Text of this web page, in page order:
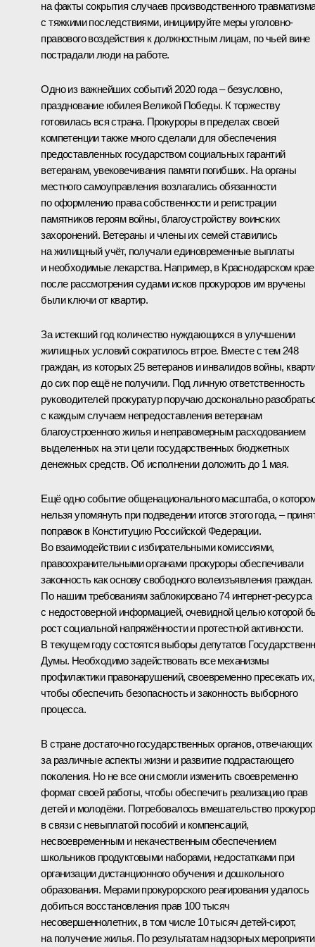
на факты сокрытия случаев производственного
с тяжкими последствиями, инициируйте меры уголовно-
правового воздействия к должностным лицам, по чьей вине
пострадали люди на работе.
Одно из важнейших событий 2020 года – безусловно,
празднование юбилея Великой Победы. К торжеству
готовилась вся страна. Прокуроры в пределах своей
компетенции также много сделали для обеспечения
предоставленных государством социальных гарантий
ветеранам, увековечивания памяти погибших. На органы
местного самоуправления возлагались обязанности
по оформлению права собственности и регистрации
памятников героям войны, благоустройству воинских
захоронений. Ветераны и члены их семей ставились
на жилищный учёт, получали единовременные выплаты
и необходимые лекарства. Например, в Краснодарском крае
после рассмотрения судами исков прокуроров им вручены
были ключи от квартир.
За истекший год количество нуждающихся в улучшении
жилищных условий сократилось втрое. Вместе с тем 248
граждан, из которых 25 ветеранов и инвалидов войны,
до сих пор ещё не получили. Под личную ответственность
руководителей прокуратур поручаю досконально
с каждым случаем непредоставления ветеранам
благоустроенного жилья и неправомерным расходованием
выделенных на эти цели государственных бюджетных
денежных средств. Об исполнении доложить до 1 мая.
Ещё одно событие общенационального масштаба, о
нельзя упомянуть при подведении итогов этого года, –
поправок в Конституцию Российской Федерации.
Во взаимодействии с избирательными комиссиями,
правоохранительными органами прокуроры обеспечивали
законность как основу свободного волеизъявления граждан.
По нашим требованиям заблокировано 74 интернет-ресурса
с недостоверной информацией, очевидной целью которой
рост социальной напряжённости и протестной активности.
В текущем году состоятся выборы депутатов
Думы. Необходимо задействовать все механизмы
профилактики правонарушений, своевременно пресекать их,
чтобы обеспечить безопасность и законность выборного
процесса.
В стране достаточно государственных органов, отвечающих
за различные аспекты жизни и развитие подрастающего
поколения. Но не все они смогли изменить своевременно
формат своей работы, чтобы обеспечить реализацию прав
детей и молодёжи. Потребовалось вмешательство
в связи с невыплатой пособий и компенсаций,
несвоевременным и некачественным обеспечением
школьников продуктовыми наборами, недостатками при
организации дистанционного обучения и дошкольного
образования. Мерами прокурорского реагирования удалось
добиться восстановления прав 100 тысяч
несовершеннолетних, в том числе 10 тысяч детей-сирот,
на получение жилья. По результатам надзорных